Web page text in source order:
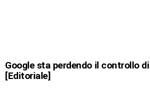
Google sta perdendo il controllo
[Editoriale]